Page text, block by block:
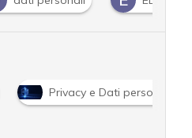
Privacy e Dati personali